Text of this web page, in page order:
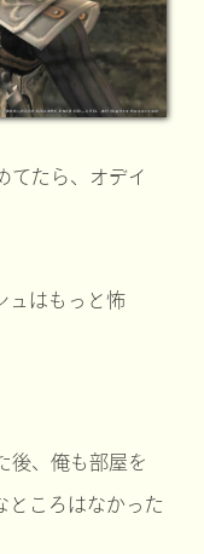
てたら、オデイ
ュはもっと怖
後、俺も部屋を
ところはなかった